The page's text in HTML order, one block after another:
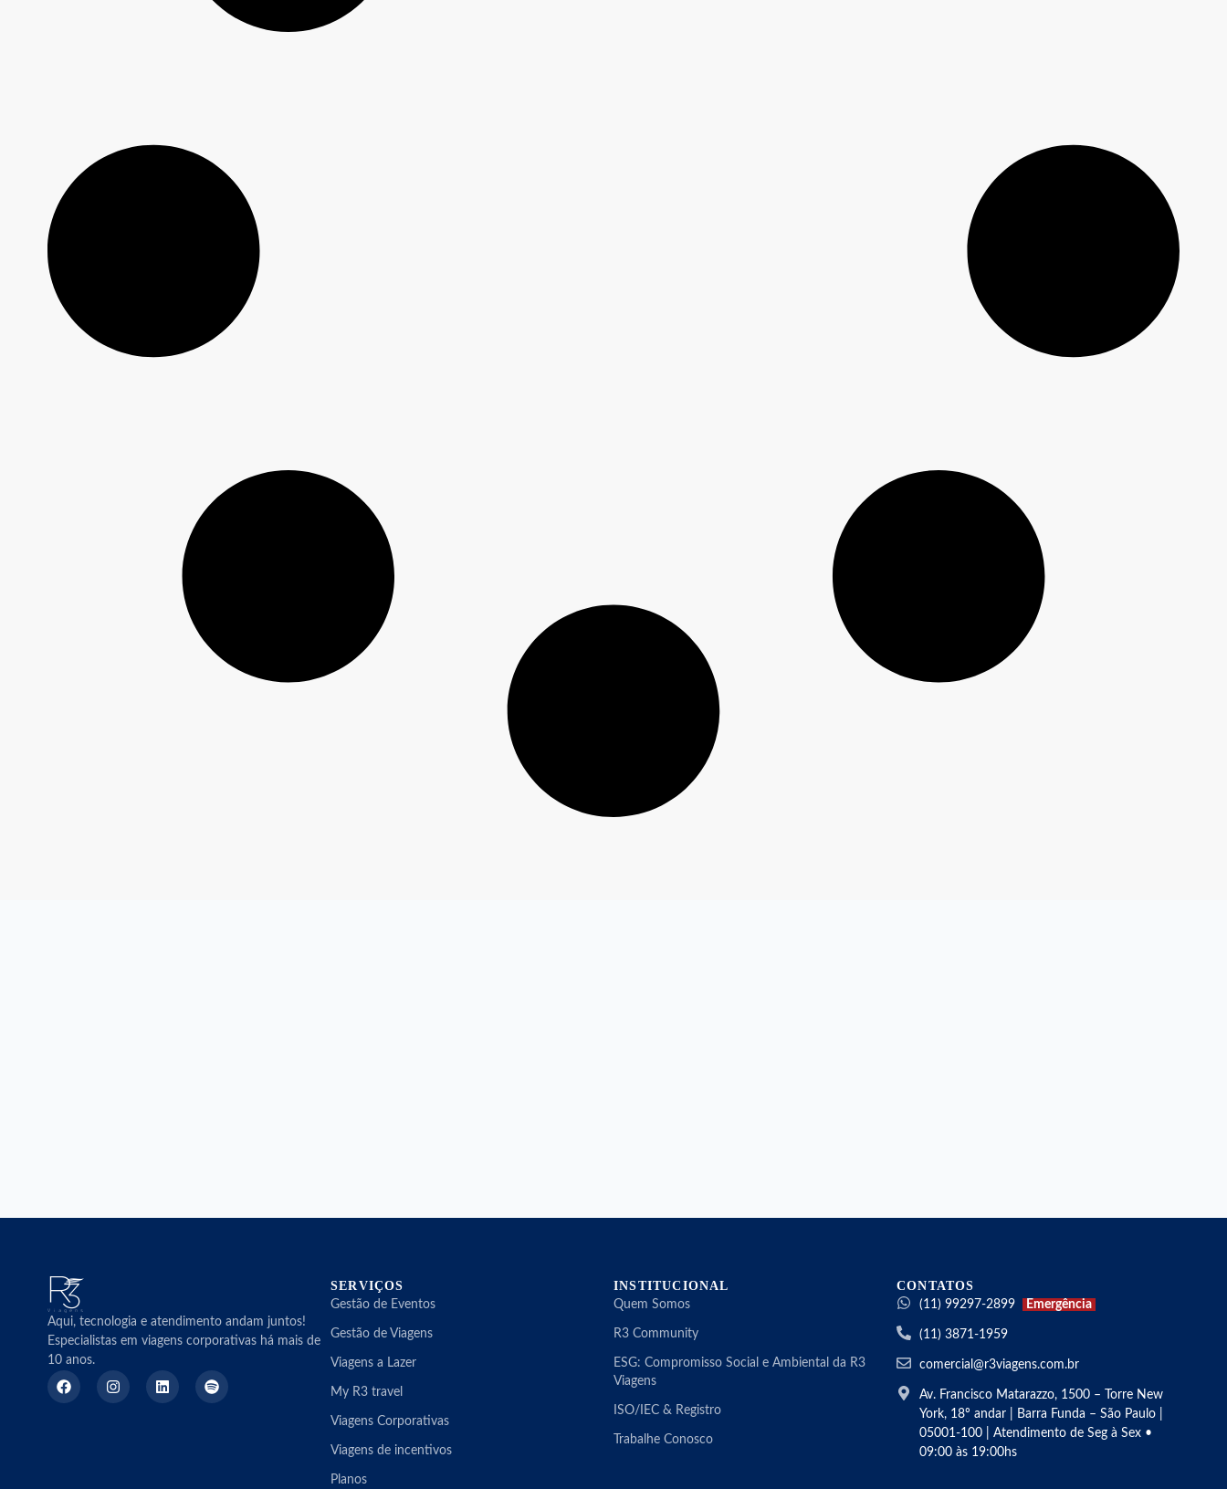
Aqui, tecnologia e atendimento andam juntos!
Especialistas em viagens corporativas há mais de
10 anos.
SERVIÇOS
Gestão de Eventos
Gestão de Viagens
Viagens a Lazer
My R3 travel
Viagens Corporativas
Viagens de incentivos
Planos
INSTITUCIONAL
Quem Somos
R3 Community
ESG: Compromisso Social e Ambiental da R3
Viagens
ISO/IEC & Registro
Trabalhe Conosco
CONTATOS
(11) 99297-2899 Emergência
(11) 3871-1959
comercial@r3viagens.com.br
Av. Francisco Matarazzo, 1500 – Torre New
York, 18º andar | Barra Funda – São Paulo |
05001-100 | Atendimento de Seg à Sex •
09:00 às 19:00hs